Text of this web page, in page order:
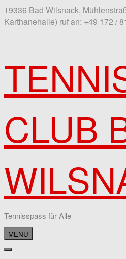
19336 Bad Wilsnack,
Karthanehalle) ruf an: +49 172 /
CLUB
Tennisspass für Alle
MENU